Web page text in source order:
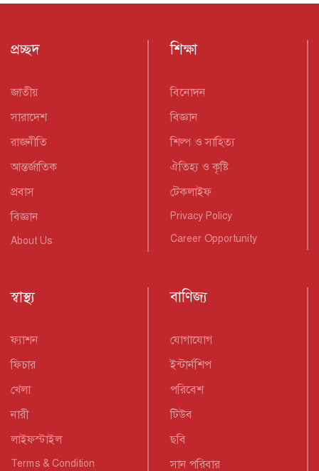
প্রচ্ছদ
জাতীয়
সারাদেশ
রাজনীতি
আন্তর্জাতিক
প্রবাস
বিজ্ঞান
About Us
শিক্ষা
বিনোদন
বিজ্ঞান
শিল্প ও সাহিত্য
ঐতিহ্য ও কৃষ্টি
টেকলাইফ
Privacy Policy
Career Opportunity
স্বাস্থ্য
ফ্যাশন
ফিচার
খেলা
নারী
লাইফস্টাইল
Terms & Condition
বাণিজ্য
যোগাযোগ
ইন্টার্নশিপ
পরিবেশ
টিউব
ছবি
সান পরিবার